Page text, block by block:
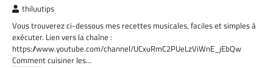
thiluutips
Vous trouverez ci-dessous mes recettes musicales, faciles et simples à
exécuter. Lien vers la chaîne :
https://www.youtube.com/channel/UCxuRmC2PUeLzViWnE_jEbQw
Comment cuisiner les…